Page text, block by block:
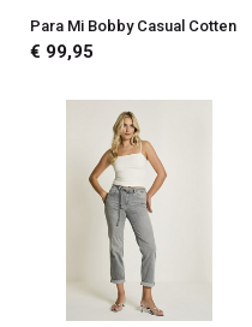
Para Mi Bobby Casual Cotten
€ 99,95